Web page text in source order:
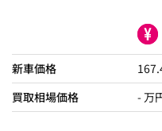
新車価格
買取相場価格
- 万